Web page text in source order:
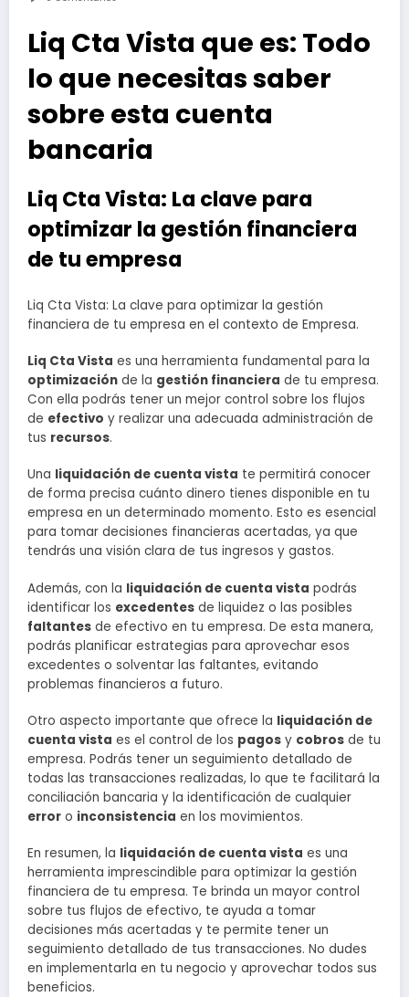
Liq Cta Vista que es: Todo
lo que necesitas saber
sobre esta cuenta
bancaria
Liq Cta Vista: La clave para
optimizar la gestión financiera
de tu empresa
Liq Cta Vista: La clave para optimizar la gestión
financiera de tu empresa en el contexto de Empresa.
Liq Cta Vista es una herramienta fundamental para la
optimización de la gestión financiera de tu empresa.
Con ella podrás tener un mejor control sobre los flujos
de efectivo y realizar una adecuada administración de
tus recursos.
Una liquidación de cuenta vista te permitirá conocer
de forma precisa cuánto dinero tienes disponible en tu
empresa en un determinado momento. Esto es esencial
para tomar decisiones financieras acertadas, ya que
tendrás una visión clara de tus ingresos y gastos.
Además, con la liquidación de cuenta vista podrás
identificar los excedentes de liquidez o las posibles
faltantes de efectivo en tu empresa. De esta manera,
podrás planificar estrategias para aprovechar esos
excedentes o solventar las faltantes, evitando
problemas financieros a futuro.
Otro aspecto importante que ofrece la liquidación de
cuenta vista es el control de los pagos y cobros de tu
empresa. Podrás tener un seguimiento detallado de
todas las transacciones realizadas, lo que te facilitará la
conciliación bancaria y la identificación de cualquier
error o inconsistencia en los movimientos.
En resumen, la liquidación de cuenta vista es una
herramienta imprescindible para optimizar la gestión
financiera de tu empresa. Te brinda un mayor control
sobre tus flujos de efectivo, te ayuda a tomar
decisiones más acertadas y te permite tener un
seguimiento detallado de tus transacciones. No dudes
en implementarla en tu negocio y aprovechar todos sus
beneficios.